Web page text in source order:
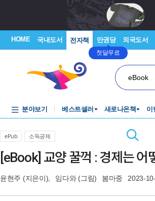
HOME 국내도서 전자책 만권당
첫달무료
외국도서
eBook
분야보기 베스트셀러 새로나온책 이
ePub 소득공제
[eBook] 교양 꿀꺽 : 경제는 어
윤현주 (지은이), 임다와(그림) 봄마중 2023-